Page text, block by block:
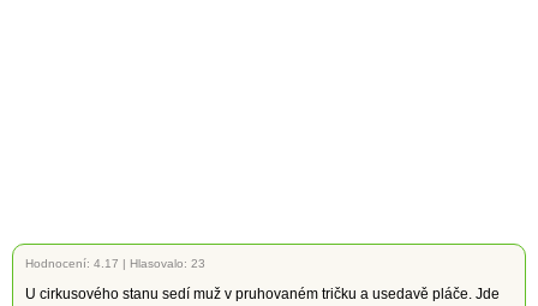
Hodnocení: 4.17 | Hlasovalo: 23
U cirkusového stanu sedí muž v pruhovaném tričku a usedavě pláče. Jde